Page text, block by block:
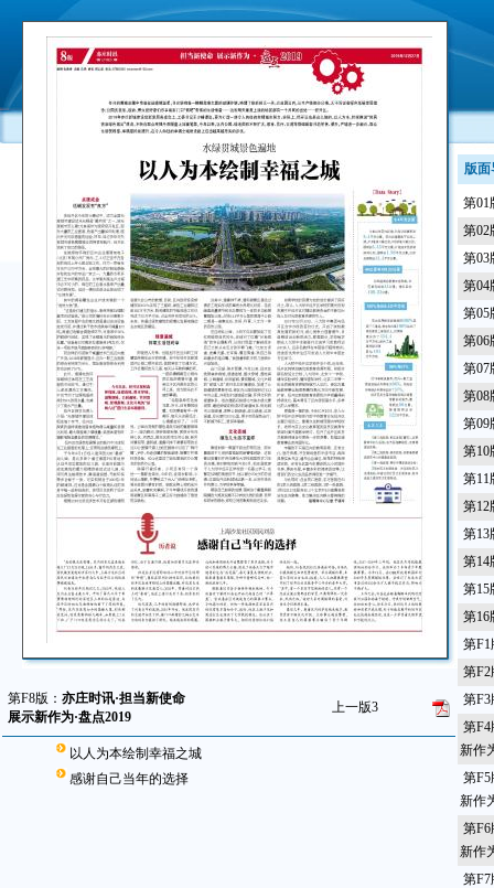
第F8版： 亦庄时讯·担当新使命
展示新作为·盘点2019
上一版3
以人为本绘制幸福之城
感谢自己当年的选择
版面
第01
第02
第03
第04
第05
第06
第07
第08
第09
第10
第11
第12
第13
第14
第15
第16
第F1
第F2
第F3
第F4
新作
第F5
新作
第F6
新作
第F7